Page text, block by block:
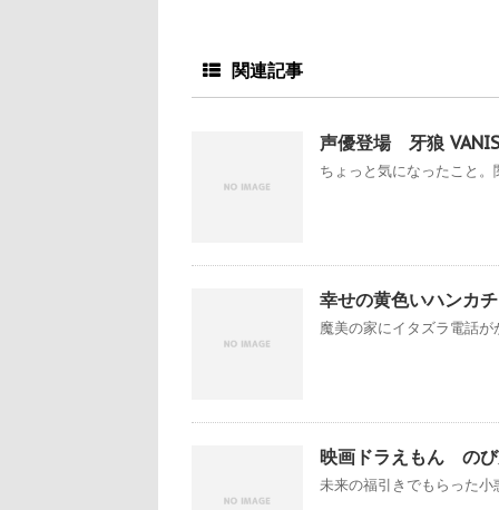
関連記事
声優登場 牙狼
ちょっと気になったこと
幸せの黄色いハンカ
魔美の家にイタズラ電話
映画ドラえもん のび
未来の福引きでもらった小